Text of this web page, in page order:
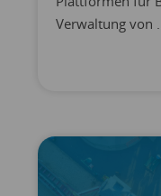
Verwaltung von